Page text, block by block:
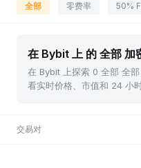
全部 零费率 50%
在 Bybit 上 的 全部 加
在 Bybit 上探索 0 全部 全
看实时价格、市值和 24 小
交易对